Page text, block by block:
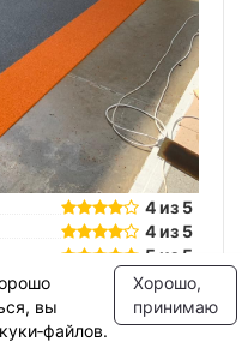
4 из 5
4 из 5
5 из 5
из 5
Игоревич
высокое качество
вы
Хорошо,
принимаю